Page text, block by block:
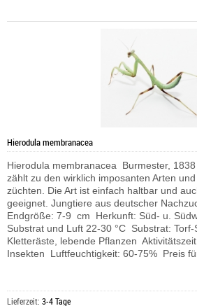
Hierodula membranacea
Hierodula membranacea Burmester,
zählt zu den wirklich imposanten Arten
züchten. Die Art ist einfach haltbar und
geeignet. Jungtiere aus deutscher
Endgröße: 7-9 cm Herkunft: Süd- u.
Substrat und Luft 22-30 °C Substrat: Torf-
Kletteräste, lebende Pflanzen
Insekten Luftfeuchtigkeit: 60-75% Preis
Lieferzeit: 3-4 Tage